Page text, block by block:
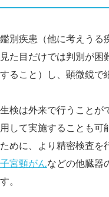
鑑別疾患（他に考えうる
見た目だけでは判別が
すること）し、顕微鏡で
生検は外来で行うことが
用して実施することも可
ために、より精密検査を
子宮頸がんなどの他臓器
す。